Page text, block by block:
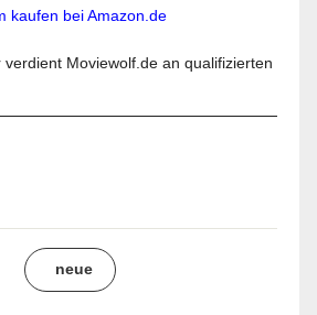
kaufen bei Amazon.de
verdient Moviewolf.de an qualifizierten
neue